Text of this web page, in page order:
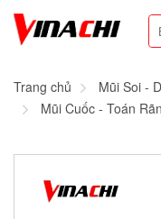
Trang chủ Mũi Soi -
Mũi Cuốc - Toán